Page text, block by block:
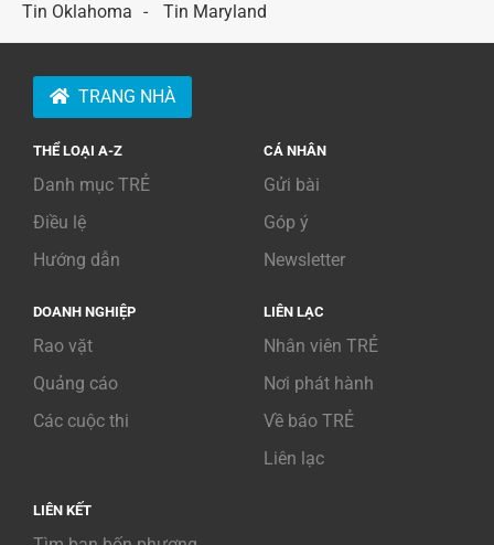
Tin Oklahoma
Tin Maryland
TRANG NHÀ
THỂ LOẠI A-Z
Danh mục TRẺ
Điều lệ
Hướng dẫn
CÁ NHÂN
Gửi bài
Góp ý
Newsletter
DOANH NGHIỆP
Rao vặt
Quảng cáo
Các cuộc thi
LIÊN LẠC
Nhân viên TRẺ
Nơi phát hành
Về báo TRẺ
Liên lạc
LIÊN KẾT